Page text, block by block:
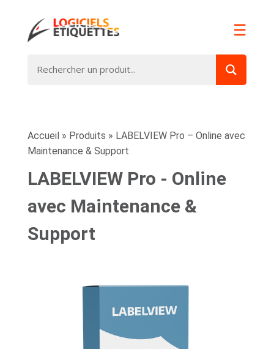
☰
Accueil » Produits » LABELVIEW Pro – Online avec
Maintenance & Support
LABELVIEW Pro - Online
avec Maintenance &
Support